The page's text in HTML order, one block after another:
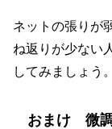
ネットの張りが
ね返りが少ない
してみましょう。
おまけ 微